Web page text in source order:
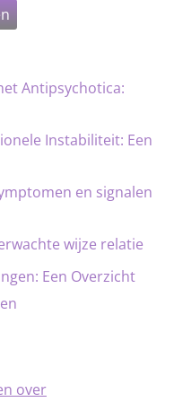
Antipsychotica:
Instabiliteit: Een
en signalen
wijze relatie
Een Overzicht
over